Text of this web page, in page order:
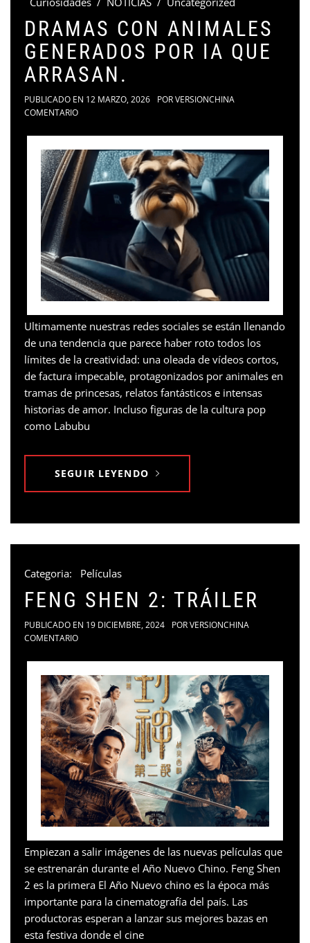
DRAMAS CON ANIMALES
GENERADOS POR IA QUE
ARRASAN.
PUBLICADO EN 12 MARZO, 2026 PORVERSIONCHINA
COMENTARIO
Ultimamente nuestras redes sociales se están llenando
de una tendencia que parece haber roto todos los
límites de la creatividad: una oleada de vídeos cortos,
de factura impecable, protagonizados por animales en
tramas de princesas, relatos fantásticos e intensas
historias de amor. Incluso figuras de la cultura pop
como Labubu
SEGUIR LEYENDO
Categoria: Películas
FENG SHEN 2: TRÁILER
PUBLICADO EN 19 DICIEMBRE, 2024 PORVERSIONCHINA
COMENTARIO
Empiezan a salir imágenes de las nuevas películas que
se estrenarán durante el Año Nuevo Chino. Feng Shen
2 es la primera El Año Nuevo chino es la época más
importante para la cinematografía del país. Las
productoras esperan a lanzar sus mejores bazas en
esta festiva donde el cine